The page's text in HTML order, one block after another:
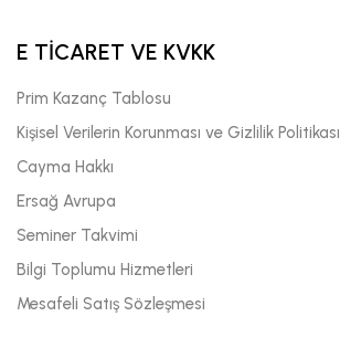
E TİCARET VE KVKK
Prim Kazanç Tablosu
Kişisel Verilerin Korunması ve Gizlilik Politikası
Cayma Hakkı
Ersağ Avrupa
Seminer Takvimi
Bilgi Toplumu Hizmetleri
Mesafeli Satış Sözleşmesi